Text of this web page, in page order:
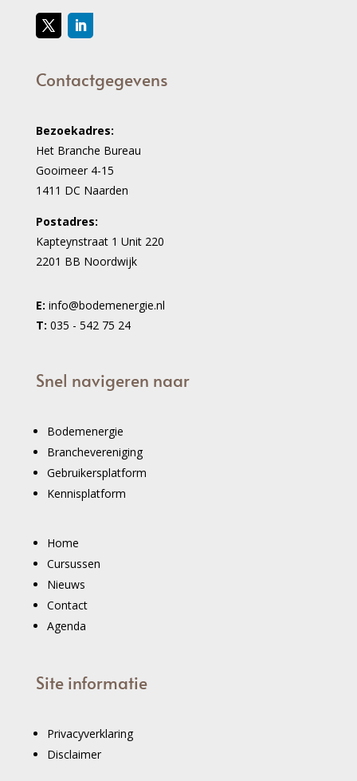
Contactgegevens
Bezoekadres:
Het Branche Bureau
Gooimeer 4-15
1411 DC Naarden
Postadres:
Kapteynstraat 1 Unit 220
2201 BB Noordwijk
E: info@bodemenergie.nl
T: 035 - 542 75 24
Snel navigeren naar
Bodemenergie
Branchevereniging
Gebruikersplatform
Kennisplatform
Home
Cursussen
Nieuws
Contact
Agenda
Site informatie
Privacyverklaring
Disclaimer